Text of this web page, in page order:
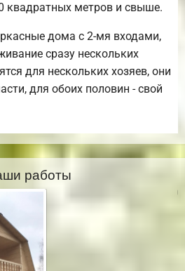
квадратных метров и свыше.
дома с 2-мя входами,
сразу нескольких
для нескольких хозяев, они
для обоих половин - свой
работы